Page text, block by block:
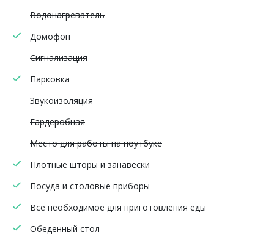
Водонагреватель
Домофон
Сигнализация
Парковка
Звукоизоляция
Гардеробная
Место для работы на ноутбуке
Плотные шторы и занавески
Посуда и столовые приборы
Все необходимое для приготовления еды
Обеденный стол